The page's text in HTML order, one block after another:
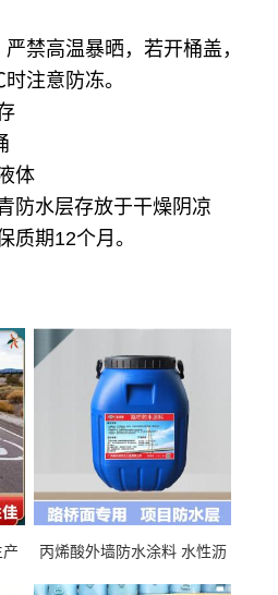
高温暴晒，若开桶盖，
注意防冻。
体
防水层存放于干燥阴凉
质期12个月。
丙烯酸外墙防水涂料 水性沥